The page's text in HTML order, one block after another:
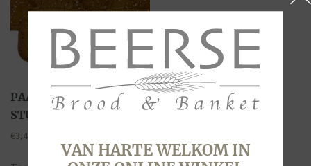
PAASHAAS KOEK, 4
STUKS
€3,45
VAN HARTE WELKOM IN